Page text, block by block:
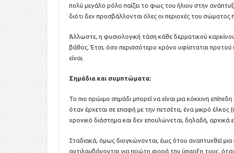
πολύ μεγάλο ρόλο παίζει το φως του ήλιου στην
διότι δεν προσβάλλονται όλες οι περιοχές του σώματος
Άλλωστε, η φυσιολογική τάση κάθε δερματικού
βάθος. Έτσι, όσο περισσότερο χρόνο υφίσταται
είναι.
Σημάδια και συμπτώματα:
Το πιο πρώιμο σημάδι μπορεί να είναι μια κόκκινη
όταν έρχεται σε επαφή με την πετσέτα, ένα μικρό έλκος
χρονικό διάστημα και δεν επουλώνεται, δηλαδή,
Σταδιακά, όμως διογκώνονται, έως ότου αναπτυχθεί
αντιλαμβάνονται για πρώτη φορά την ύπαρξη τους,